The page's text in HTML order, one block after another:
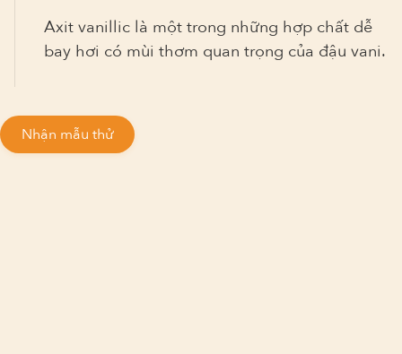
Axit vanillic là một trong những hợp chất dễ
bay hơi có mùi thơm quan trọng của đậu vani.
Nhận mẫu thử